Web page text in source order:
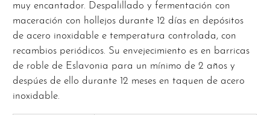
muy encantador. Despalillado y fermentación con
maceración con hollejos durante 12 días en depósitos
de acero inoxidable e temperatura controlada, con
recambios periódicos. Su envejecimiento es en barricas
de roble de Eslavonia para un mínimo de 2 años y
despúes de ello durante 12 meses en taquen de acero
inoxidable.